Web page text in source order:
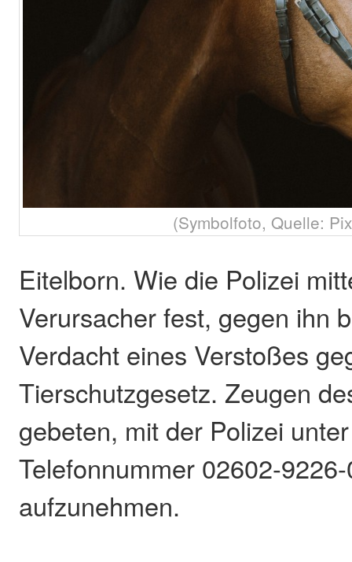
(Symbolfoto, Quelle:
Eitelborn. Wie die Polizei
Verursacher fest, gegen ihn
Verdacht eines Verstoßes
Tierschutzgesetz. Zeugen
gebeten, mit der Polizei
Telefonnummer 02602-
aufzunehmen.